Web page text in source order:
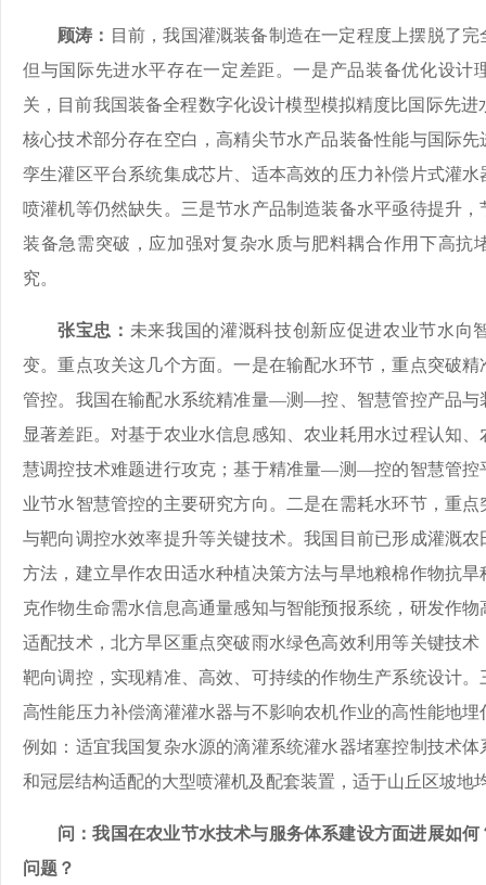
顾涛： 目前，我国灌溉装备制造在一定程度上摆脱了
但与国际先进水平存在一定差距。一是产品装备优化设计
关，目前我国装备全程数字化设计模型模拟精度比国际先进
核心技术部分存在空白，高精尖节水产品装备性能与国际
孪生灌区平台系统集成芯片、适本高效的压力补偿片式灌
喷灌机等仍然缺失。三是节水产品制造装备水平亟待提升
装备急需突破，应加强对复杂水质与肥料耦合作用下高抗
究。
张宝忠： 未来我国的灌溉科技创新应促进农业节水向
变。重点攻关这几个方面。一是在输配水环节，重点突破
管控。我国在输配水系统精准量—测—控、智慧管控产品与
显著差距。对基于农业水信息感知、农业耗用水过程认知
慧调控技术难题进行攻克；基于精准量—测—控的智慧管控
业节水智慧管控的主要研究方向。二是在需耗水环节，重
与靶向调控水效率提升等关键技术。我国目前已形成灌溉
方法，建立旱作农田适水种植决策方法与旱地粮棉作物抗
克作物生命需水信息高通量感知与智能预报系统，研发作
适配技术，北方旱区重点突破雨水绿色高效利用等关键技
靶向调控，实现精准、高效、可持续的作物生产系统设计
高性能压力补偿滴灌灌水器与不影响农机作业的高性能地
例如：适宜我国复杂水源的滴灌系统灌水器堵塞控制技术
和冠层结构适配的大型喷灌机及配套装置，适于山丘区坡地
问：我国在农业节水技术与服务体系建设方面进展如
问题？